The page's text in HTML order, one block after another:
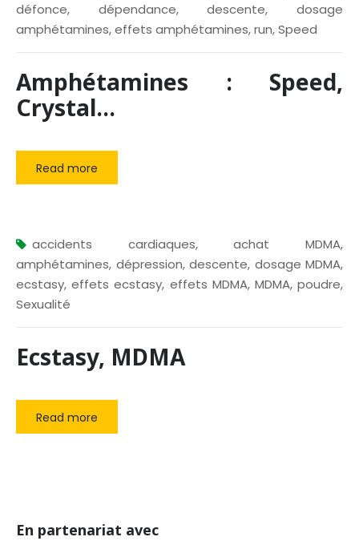
défonce, dépendance,descente,dosage
amphétamines,effets amphétamines,run,Speed
Amphétamines : Speed,
Crystal…
Read more
accidents cardiaques,achat MDMA,
amphétamines, dépression, descente, dosage MDMA,
ecstasy,effets ecstasy, effets MDMA, MDMA,poudre,
Sexualité
Ecstasy, MDMA
Read more
En partenariat avec